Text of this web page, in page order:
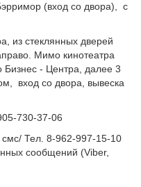
(вход со двора), с
из стеклянных дверей
Мимо кинотеатра
- Центра, далее 3
вход со двора, вывеска
730-37-06
смс/ Тел. 8-962-997-15-10
сообщений (Viber,